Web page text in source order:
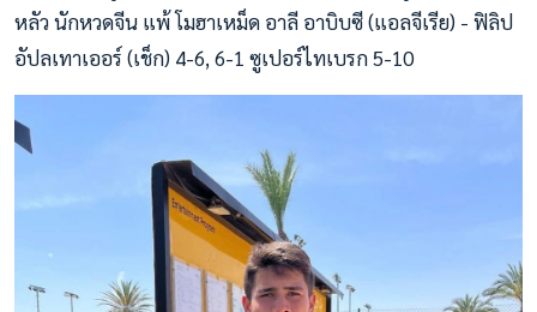
หลัว นักหวดจีน แพ้ โมฮาเหม็ด อาลี อาบิบซี (แอลจีเรีย) - ฟิลิป
อัปลเทาเออร์ (เช็ก) 4-6, 6-1 ซูเปอร์ไทเบรก 5-10